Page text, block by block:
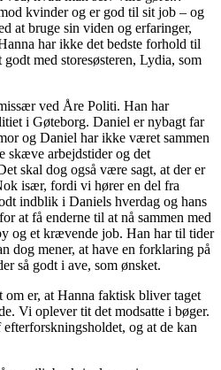
kvinder og er god til sit job – og
at bruge sin viden og erfaringer,
har ikke det bedste forhold til
med storesøsteren, Lydia, som
ved Åre Politi. Han har
i Gøteborg. Daniel er nybagt far
og Daniel har ikke været sammen
skæve arbejdstider og det
skal dog også være sagt, at der er
især, fordi vi hører en del fra
indblik i Daniels hverdag og hans
at få enderne til at nå sammen med
og et krævende job. Han har til tider
dog mener, at have en forklaring på
så godt i ave, som ønsket.
er, at Hanna faktisk bliver taget
Vi oplever tit det modsatte i bøger.
og at de kan